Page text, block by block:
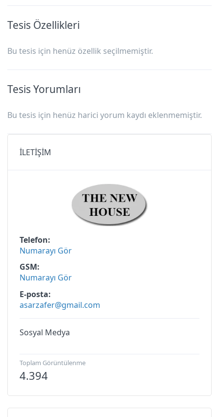
Tesis Özellikleri
Bu tesis için henüz özellik seçilmemiştir.
Tesis Yorumları
Bu tesis için henüz harici yorum kaydı eklenmemiştir.
İLETİŞİM
Telefon
Numarayı Gör
GSM
Numarayı Gör
E-posta
asarzafer@gmail.com
Sosyal Medya
Toplam Görüntülenme
4.394